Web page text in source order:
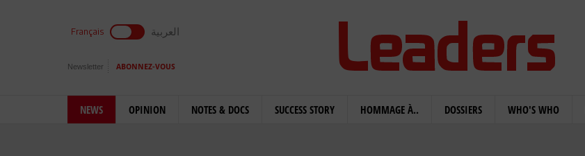
Français العربية
Newsletter ABONNEZ-VOUS
NEWS OPINION NOTES & DOCS SUCCESS STORY HOMMAGE À.. DOSSIERS WHO'S WHO